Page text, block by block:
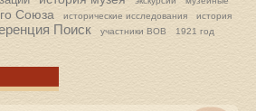
Союза исторические исследования
история
Поиск участники ВОВ
1921 год